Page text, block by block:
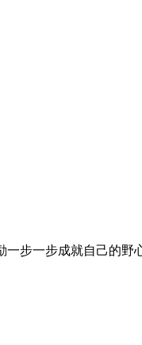
步一步成就自己的